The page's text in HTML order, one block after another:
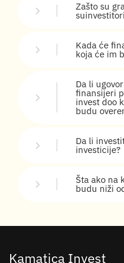
Zašto su
Kada će
koja će im
Da li
finansijeri
invest doo
budu
Da li
investicije?
Šta ako na
budu niži
Kamatica Invest